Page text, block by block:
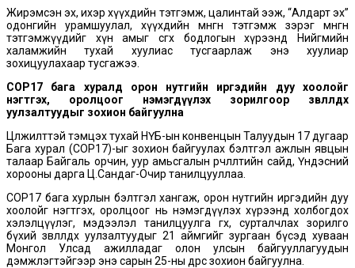
Жирэмсэн эх, ихэр хүүхдийн тэтгэмж, цалинтай ээж, “Алдарт эх”
одонгийн урамшуулал, хүүхдийн мөнгөн тэтгэмж зэрэг мөнгөн
тэтгэмжүүдийг хүн амыг өсгөх бодлогын хүрээнд Нийгмийн
халамжийн тухай хуулиас тусгаарлаж энэ хуулиар
зохицуулахаар тусгажээ.
СОР17 бага хуралд орон нутгийн иргэдийн дуу хоолойг
нэгтгэх, оролцоог нэмэгдүүлэх зорилгоор зөвлөлдөх
уулзалтуудыг зохион байгуулна
Цөлжилттэй тэмцэх тухай НҮБ-ын конвенцын Талуудын 17 дугаар
Бага хурал (СОР17)-ыг зохион байгуулах бэлтгэл ажлын явцын
талаар Байгаль орчин, уур амьсгалын өөрчлөлтийн сайд, Үндэсний
хорооны дарга Ц.Сандаг-Очир танилцууллаа.
СОР17 бага хурлын бэлтгэл хангаж, орон нутгийн иргэдийн дуу
хоолойг нэгтгэх, оролцоог нь нэмэгдүүлэх хүрээнд холбогдох
хэлэлцүүлэг, мэдээлэл танилцуулга өгөх, сурталчлах зорилго
бүхий зөвлөлдөх уулзалтуудыг 21 аймгийг зургаан бүсэд хуваан
Монгол Улсад ажилладаг олон улсын байгууллагуудын
дэмжлэгтэйгээр энэ сарын 25-ны өдрөөс зохион байгуулна.